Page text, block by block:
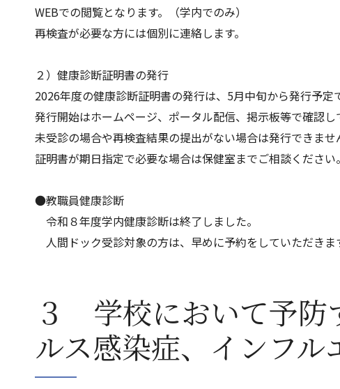
WEBでの閲覧となります。（学内でのみ）
再検査が必要な方には個別に連絡します。
２）健康診断証明書の発行
2026年度の健康診断証明書の発行は、5月中旬から発行予定
発行開始はホームページ、ポータル配信、掲示板等で確認し
未受診の場合や再検査結果の提出がない場合は発行できませ
証明書が期日指定で必要な場合は保健室までご相談ください。
●教職員健康診断
令和８年度学内健康診断は終了しました。
人間ドック受診対象の方は、早めに予約をしていただきま
３ 学校において予防
ルス感染症、インフル